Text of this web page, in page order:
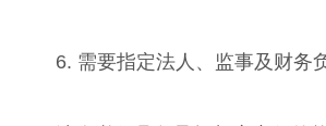
6. 需要指定法人、监事及财务